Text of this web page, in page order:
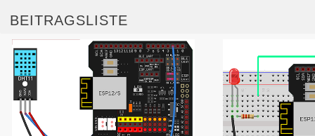
BEITRAGSLISTE